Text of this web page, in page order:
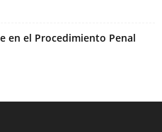
en el Procedimiento Penal